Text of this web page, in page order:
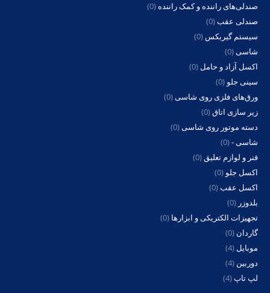
صندلی‌های راننده و کمک راننده (0)
صندلی عقب(0)
سیستم گیربکس (0)
شاسی(0)
اکسل آزاد و حامل (0)
سینی جلو (0)
ورق‌های فلزی روی شاسی(0)
زیر سازی اتاق(0)
دسته موتور روی شاسی(0)
شاسی -(0)
فنر و لوازم تعلیق(0)
اکسل جلو (0)
اکسل عقب(0)
بلدوزر (0)
تجهیزات الکتریکی و ابزارها (0)
گاردان (0)
موبایل (4)
دوربین (4)
لپ تاپ(4)